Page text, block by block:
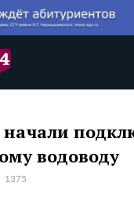
начали
водоводу
1375